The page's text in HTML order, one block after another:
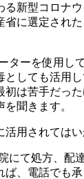
る新型コロナ
省に選定され
ターを使用し
としても活用
初は苦手だっ
聞きます。
活用されては
にて処方、配
ば、電話でも